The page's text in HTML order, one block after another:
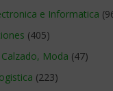
e Informatica
(405)
Moda (47)
(223)